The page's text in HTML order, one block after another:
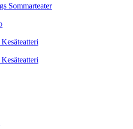
Sommarteater